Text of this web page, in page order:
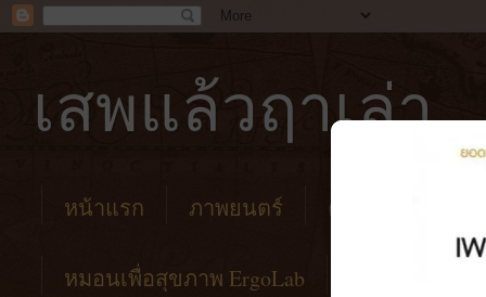
เสพแล้วฤาเล่า
หน้าแรก ภาพยนตร์ คาเฟ่
หมอนเพื่อสุขภาพ ErgoLab